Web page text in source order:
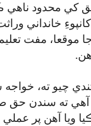
محدود ناهي
خانداني
موقعا، مفت
ڪندي چيو ته،
آهي ته سندن
ويا آهن پر